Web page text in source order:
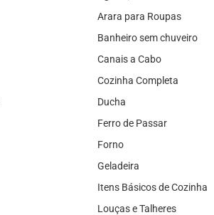
Arara para Roupas
Banheiro sem chuveiro
Canais a Cabo
Cozinha Completa
Ducha
Ferro de Passar
Forno
Geladeira
Itens Básicos de Cozinha
Louças e Talheres